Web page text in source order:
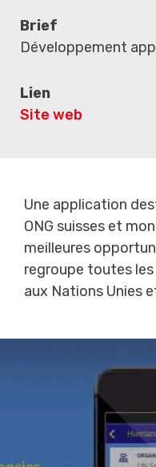
Une application
ONG suisses et
meilleures
regroupe toutes les
aux Nations Unies
Brief
Développement
Lien
Site web